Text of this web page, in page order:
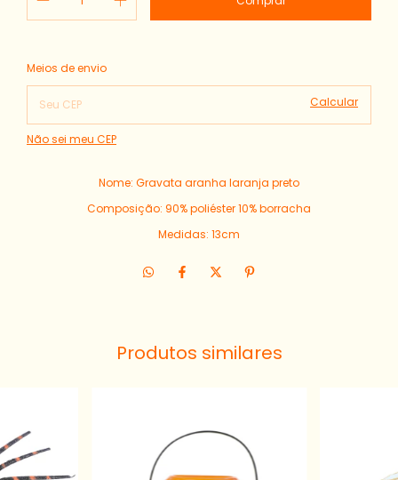
Entregas para o CEP:
Meios de envio
Calcular
Não sei meu CEP
Nome: Gravata aranha laranja preto
Composição: 90% poliéster 10% borracha
Medidas: 13cm
Produtos similares